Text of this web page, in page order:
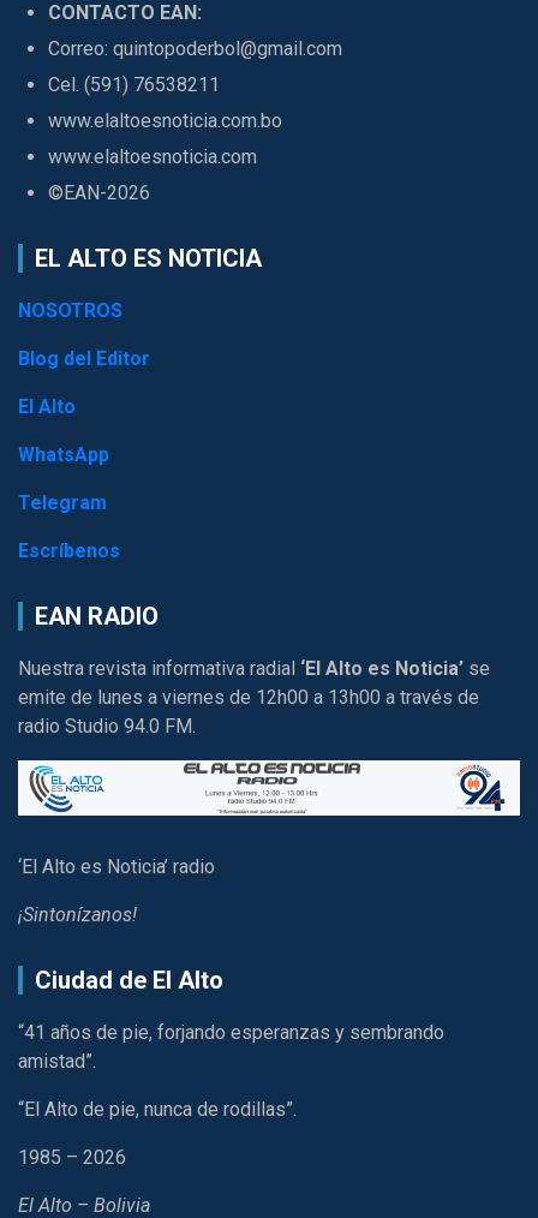
CONTACTO EAN:
Correo: quintopoderbol@gmail.com
Cel. (591) 76538211
www.elaltoesnoticia.com.bo
www.elaltoesnoticia.com
©EAN-2026
EL ALTO ES NOTICIA
NOSOTROS
Blog del Editor
El Alto
WhatsApp
Telegram
Escríbenos
EAN RADIO
Nuestra revista informativa radial ‘El Alto es Noticia’ se
emite de lunes a viernes de 12h00 a 13h00 a través de
radio Studio 94.0 FM.
‘El Alto es Noticia’ radio
¡Sintonízanos!
Ciudad de El Alto
“41 años de pie, forjando esperanzas y sembrando
amistad”.
“El Alto de pie, nunca de rodillas”.
1985 – 2026
El Alto – Bolivia